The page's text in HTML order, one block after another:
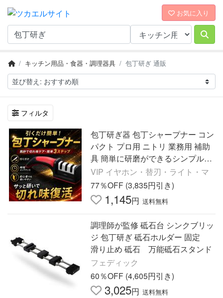
お気に入り
キッチン用品・食器・調理器具 包丁研ぎ 通販
フィルタ
包丁研ぎ器 包丁シャープナー コン
パクト プロ用 ニトリ 業務用 補助
具 簡単に研磨ができるシンプルな
包丁砥ぎ 包丁磨ぎ ダイヤモンドシ
ャープナー
VIP イヤホン・替刃・ライト・マ
77％OFF (3,835円引き)
1,145円 送料無料
調理師が監修 砥石台 シンクブリッ
ジ 包丁研ぎ 砥石ホルダー 固定
滑り止め 砥石 万能砥石スタンド
フェディック
60％OFF (4,605円引き)
3,025円 送料無料